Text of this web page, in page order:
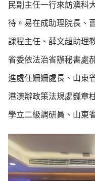
民副主任一行來訪澳科
待。易在成助理院長、
課程主任、薛文超助理
省委依法治省辦秘書處
進處任姍姍處長、山東
港澳辦政策法規處巍章
學立二級調研員、山東